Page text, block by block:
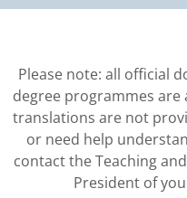
Please note: all official
degree programmes are
translations are not
or need help
contact the Teaching
President of